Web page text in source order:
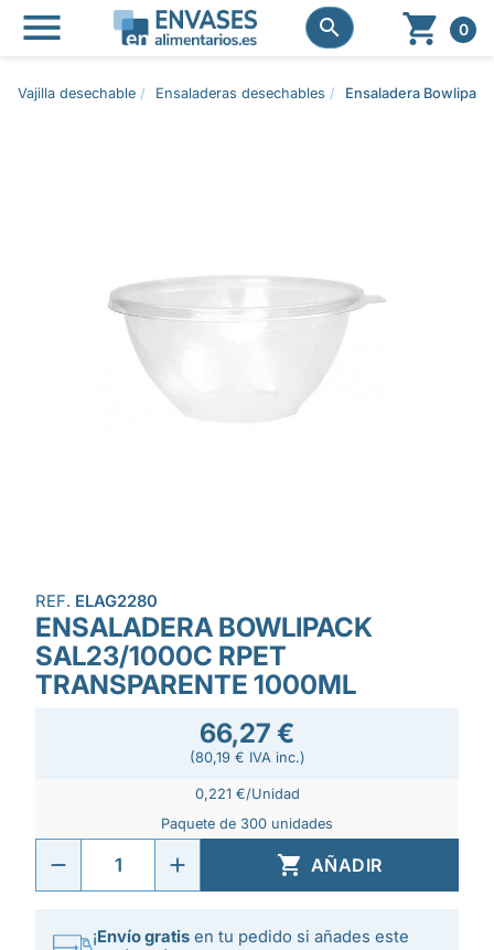
 
  0
Vajilla desechable Ensaladeras desechables Ensaladera
REF. ELAG2280
ENSALADERA BOWLIPACK
SAL23/1000C RPET
TRANSPARENTE 1000ML
66,27 €
(80,19 € IVA inc.)
0,221 €/Unidad
Paquete de 300 unidades
 AÑADIR
¡Envío gratis en tu pedido si añades este